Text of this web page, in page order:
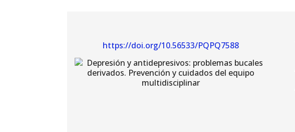
https://doi.org/10.56533/PQPQ7588